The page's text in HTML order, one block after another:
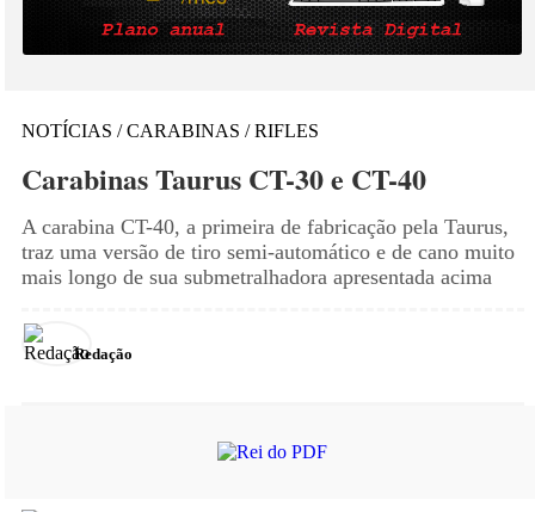
NOTÍCIAS / CARABINAS / RIFLES
Carabinas Taurus CT-30 e CT-40
A carabina CT-40, a primeira de fabricação pela Taurus,
traz uma versão de tiro semi-automático e de cano muito
mais longo de sua submetralhadora apresentada acima
Redação